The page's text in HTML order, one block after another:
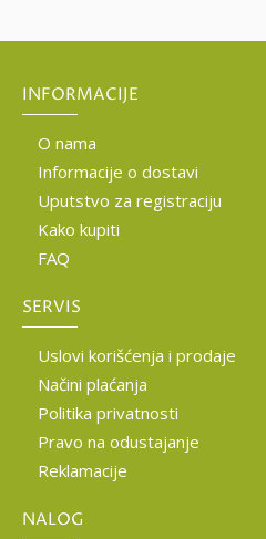
INFORMACIJE
O nama
Informacije o dostavi
Uputstvo za registraciju
Kako kupiti
FAQ
SERVIS
Uslovi korišćenja i prodaje
Načini plaćanja
Politika privatnosti
Pravo na odustajanje
Reklamacije
NALOG